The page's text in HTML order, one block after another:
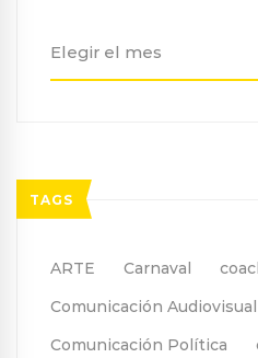
TAGS
ARTE Carnaval
Comunicación Audiovisual
Comunicación Política